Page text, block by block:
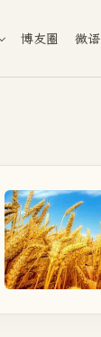
博友圈 微语